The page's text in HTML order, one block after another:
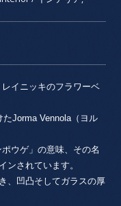
イニッキのフラワーベ
Jorma Vennola（ヨル
ウゲ」の意味、その名
ンされています。
、凹凸そしてガラスの厚